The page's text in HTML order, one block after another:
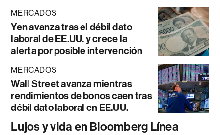
MERCADOS
Yen avanza tras el débil dato
laboral de EE.UU. y crece la
alerta por posible intervención
MERCADOS
Wall Street avanza mientras
rendimientos de bonos caen tras
débil dato laboral en EE.UU.
Lujos y vida en Bloomberg Línea